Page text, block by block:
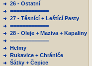
26 - Ostatní
=============
27 - Těsnící + Leštící Pasty
=============
28 - Oleje + Maziva + Kapaliny
=============
Helmy
Rukavice + Chrániče
Šátky + Čepice